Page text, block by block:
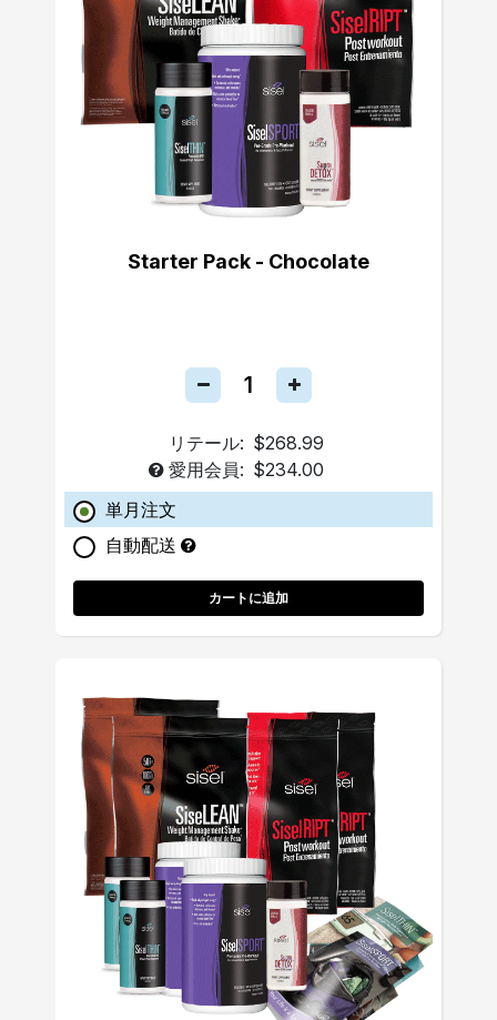
Starter Pack - Chocolate
リテール: $268.99
愛用会員: $234.00
単月注文
自動配送
カートに追加